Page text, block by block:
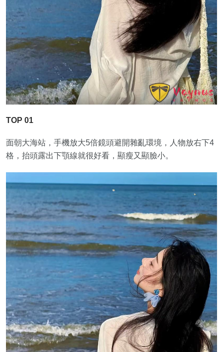
TOP 01
面朝大海站，手機放大5倍鏡頭避開雜亂環境，人物放右下4
格，抬頭露出下顎線就很好看，顯瘦又顯臉小。